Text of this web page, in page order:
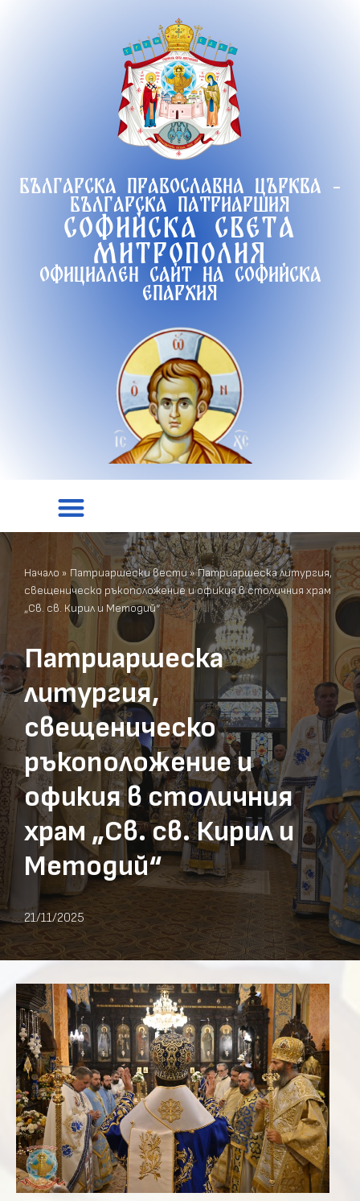
Българска православна църква -
Българска патриаршия
Софийска света
митрополия
Официален сайт на софийска
епархия
Начало » Патриаршески вести»Патриаршеска литургия,
свещеническо ръкоположение и офикия в столичния храм
„Св. св. Кирил и Методий“
Патриаршеска
литургия,
свещеническо
ръкоположение и
офикия в столичния
храм „Св. св. Кирил и
Методий“
21/11/2025